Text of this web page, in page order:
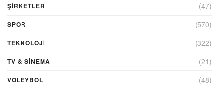
ŞIRKETLER (47)
SPOR (570)
TEKNOLOJİ (322)
TV & SINEMA (21)
VOLEYBOL (48)